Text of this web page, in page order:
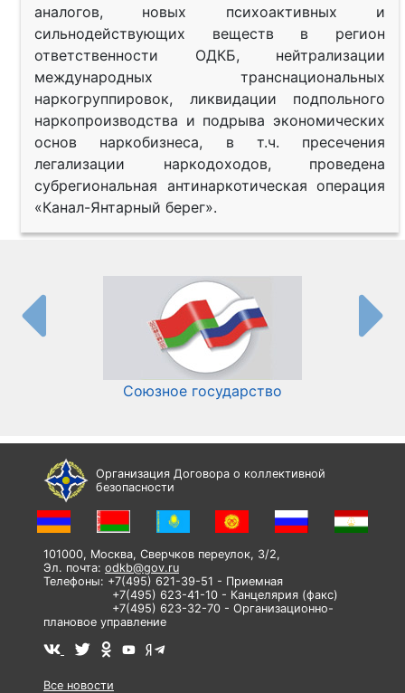
аналогов, новых психоактивных и
сильнодействующих веществ в регион
ответственности ОДКБ, нейтрализации
международных транснациональных
наркогруппировок, ликвидации подпольного
наркопроизводства и подрыва экономических
основ наркобизнеса, в т.ч. пресечения
легализации наркодоходов, проведена
субрегиональная антинаркотическая операция
«Канал-Янтарный берег».
Союзное государство
Организация Договора о коллективной
безопасности
101000, Москва, Сверчков переулок, 3/2,
Эл. почта: odkb@gov.ru
Телефоны: +7(495) 621-39-51 - Приемная
+7(495) 623-41-10 - Канцелярия (факс)
+7(495) 623-32-70 - Организационно-
плановое управление
Все новости